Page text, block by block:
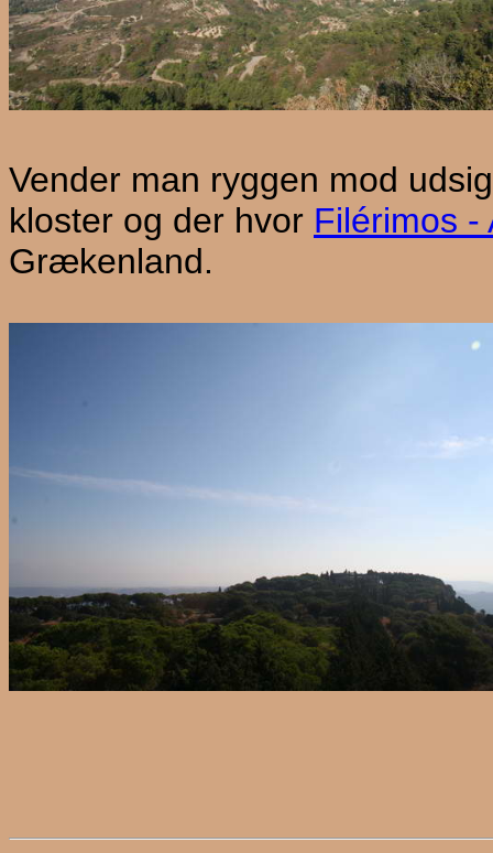
Vender man ryggen mod
kloster og der hvor Filérimos -
Grækenland.